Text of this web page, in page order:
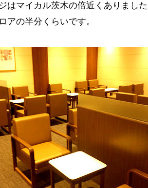
はマイカル茨木の倍近くありました
アの半分くらいです。